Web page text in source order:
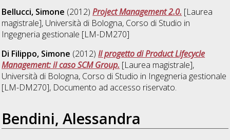
Bellucci, Simone (2012)Project Management 2.0. [Laurea
magistrale], Università di Bologna, Corso di Studio in
Ingegneria gestionale [LM-DM270]
Di Filippo, Simone (2012)Il progetto di Product Lifecycle
Management: il caso SCM Group. [Laurea magistrale],
Università di Bologna, Corso di Studio in Ingegneria gestionale
[LM-DM270], Documento ad accesso riservato.
Bendini, Alessandra